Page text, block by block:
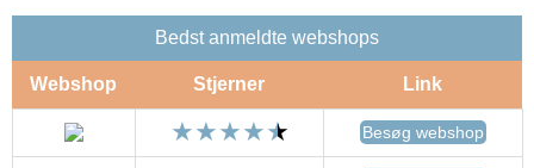
Bedst anmeldte webshops
Webshop Stjerner Link
Besøg webshop